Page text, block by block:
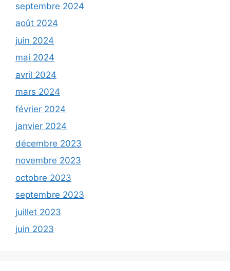
septembre 2024
août 2024
juin 2024
mai 2024
avril 2024
mars 2024
février 2024
janvier 2024
décembre 2023
novembre 2023
octobre 2023
septembre 2023
juillet 2023
juin 2023